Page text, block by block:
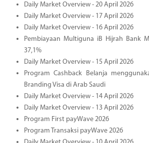
Daily Market Overview - 20 April 2026
Daily Market Overview - 17 April 2026
Daily Market Overview - 16 April 2026
Pembiayaan Multiguna iB Hijrah Bank
37,1%
Daily Market Overview - 15 April 2026
Program Cashback Belanja
Branding Visa di Arab Saudi
Daily Market Overview - 14 April 2026
Daily Market Overview - 13 April 2026
Program First payWave 2026
Program Transaksi payWave 2026